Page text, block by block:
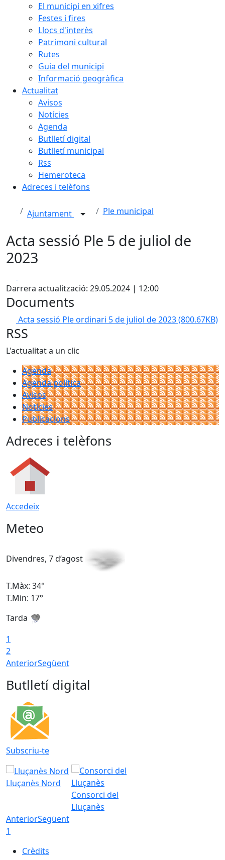
El municipi en xifres
Festes i fires
Llocs d'interès
Patrimoni cultural
Rutes
Guia del municipi
Informació geogràfica
Actualitat
Avisos
Notícies
Agenda
Butlletí digital
Butlletí municipal
Rss
Hemeroteca
Adreces i telèfons
Ajuntament Ple municipal
Acta sessió Ple 5 de juliol de
2023
Darrera actualització: 29.05.2024 | 12:00
Documents
Acta sessió Ple ordinari 5 de juliol de 2023(800.67KB)
RSS
L'actualitat a un clic
Agenda
Agenda política
Avisos
Notícies
Publicacions
Adreces i telèfons
Accedeix
Meteo
Divendres, 7 d’agost
T.Màx: 34°
T.Min: 17°
Tarda
1
2
AnteriorSegüent
Butlletí digital
Subscriu-te
Lluçanès Nord
Consorci del
Lluçanès
AnteriorSegüent
1
Crèdits